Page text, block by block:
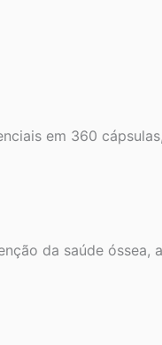
em 360
da saúde óssea,